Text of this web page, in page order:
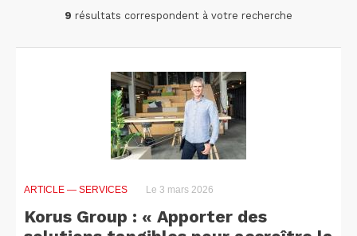
9 résultats correspondent à votre recherche
ARTICLE — SERVICES Le 3 mars 2026
Korus Group : « Apporter des